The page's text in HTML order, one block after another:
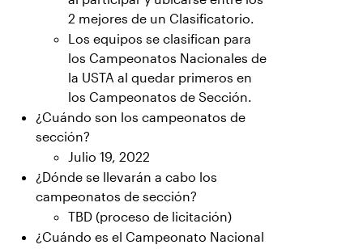
2 mejores de un Clasificatorio.
Los equipos se clasifican para
los Campeonatos Nacionales de
la USTA al quedar primeros en
los Campeonatos de Sección.
¿Cuándo son los campeonatos de
sección?
Julio 19, 2022
¿Dónde se llevarán a cabo los
campeonatos de sección?
TBD (proceso de licitación)
¿Cuándo es el Campeonato Nacional